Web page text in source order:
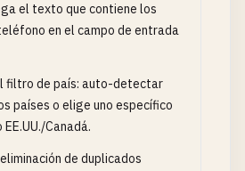
el texto que contiene los
en el campo de entrada
filtro de país: auto-detectar
países o elige uno específico
EE.UU./Canadá.
de duplicados